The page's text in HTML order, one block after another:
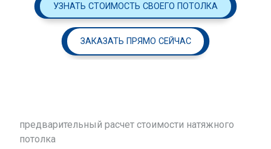
УЗНАТЬ СТОИМОСТЬ СВОЕГО ПОТОЛКА
ЗАКАЗАТЬ ПРЯМО СЕЙЧАС
предварительный расчет стоимости натяжного
потолка